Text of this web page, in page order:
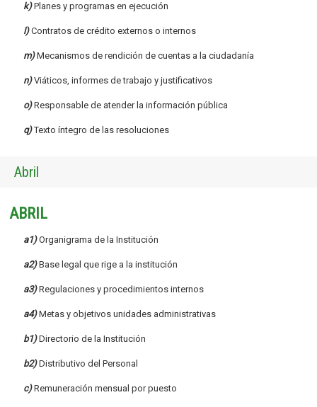
k) Planes y programas en ejecución
l) Contratos de crédito externos o internos
m)Mecanismos de rendición de cuentas a la ciudadanía
n)Viáticos, informes de trabajo y justificativos
o)Responsable de atender la información pública
q) Texto íntegro de las resoluciones
Abril
ABRIL
a1) Organigrama de la Institución
a2) Base legal que rige a la institución
a3)Regulaciones y procedimientos internos
a4)Metas y objetivos unidades administrativas
b1)Directorio de la Institución
b2)Distributivo del Personal
c)Remuneración mensual por puesto